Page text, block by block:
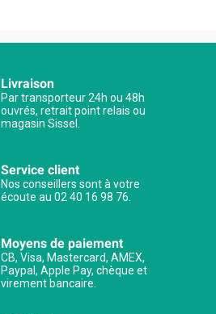
Livraison
Par transporteur 24h ou 48h
ouvrés, retrait point relais ou
magasin Sissel.
Service client
Nos conseillers sont à votre
écoute au 02 40 16 98 76.
Moyens de paiement
CB, Visa, Mastercard, AMEX,
Paypal, Apple Pay, chèque et
virement bancaire.